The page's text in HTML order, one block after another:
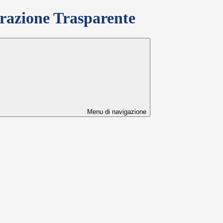
Trasparente
Menu di navigazione